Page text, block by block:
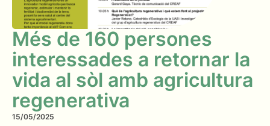
Més de 160 persones
interessades a retornar la
vida al sòl amb agricultura
regenerativa
15/05/2025